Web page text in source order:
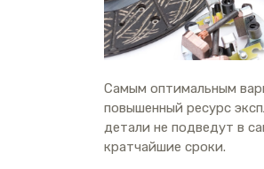
Самым оптимальным
повышенный ресурс
детали не подведут в
кратчайшие сроки.